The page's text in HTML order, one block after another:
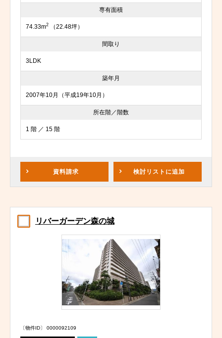
専有面積
74.33m2 （22.48坪）
間取り
3LDK
築年月
2007年10月（平成19年10月）
所在階／階数
1 階 ／ 15 階
資料請求 検討リスト に追加
リバーガーデン森の城
〔物件ID〕 0000092109